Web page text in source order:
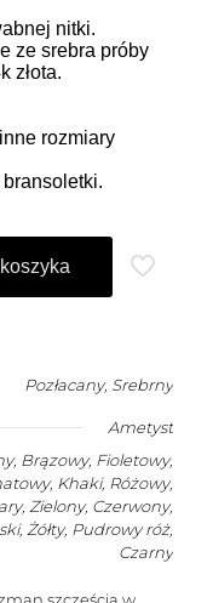
nitki.
ze srebra próby
złota.
rozmiary
Pozłacany, Srebrny
Ametyst
Brązowy, Fioletowy,
Khaki, Różowy,
Zielony, Czerwony,
Żółty, Pudrowy róż,
Czarny